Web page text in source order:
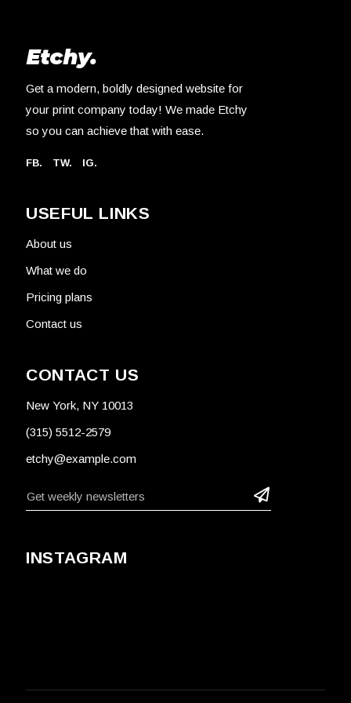
Get a modern, boldly designed website for
your print company today! We made Etchy
so you can achieve that with ease.
FB. TW. IG.
USEFUL LINKS
About us
What we do
Pricing plans
Contact us
CONTACT US
New York, NY 10013
(315) 5512-2579
etchy@example.com
INSTAGRAM